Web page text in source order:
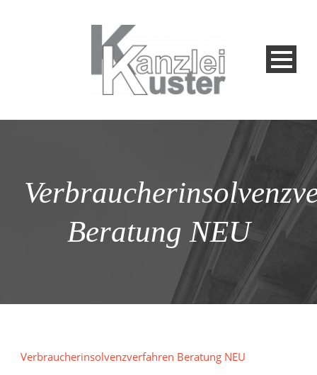
Beratung NEU
Verbraucherinsolvenzverfahren Beratung NEU